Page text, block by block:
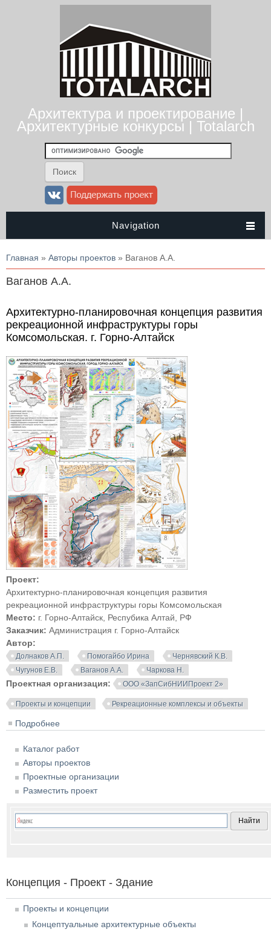
Архитектура и проектирование |
Архитектурные конкурсы | Totalarch
Navigation
Вы здесь
Главная » Авторы проектов » Ваганов А.А.
Ваганов А.А.
Архитектурно-планировочная концепция развития
рекреационной инфраструктуры горы
Комсомольская. г. Горно-Алтайск
Проект:
Архитектурно-планировочная концепция развития
рекреационной инфраструктуры горы Комсомольская
Место: г. Горно-Алтайск, Респубика Алтай, РФ
Заказчик: Администрация г. Горно-Алтайск
Автор:
Долнаков А.П. Помогайбо Ирина
Чернявский К.В.
Чугунов Е.В.
Ваганов А.А. Чаркова Н.
Проектная организация: ООО «ЗапСибНИИПроект 2»
Проекты и концепции Рекреационные комплексы и объекты
Подробнее
Комсомольская. г. Горно-Алтайск
Каталог работ
Авторы проектов
Проектные организации
Разместить проект
Концепция - Проект - Здание
Проекты и концепции
Концептуальные архитектурные объекты